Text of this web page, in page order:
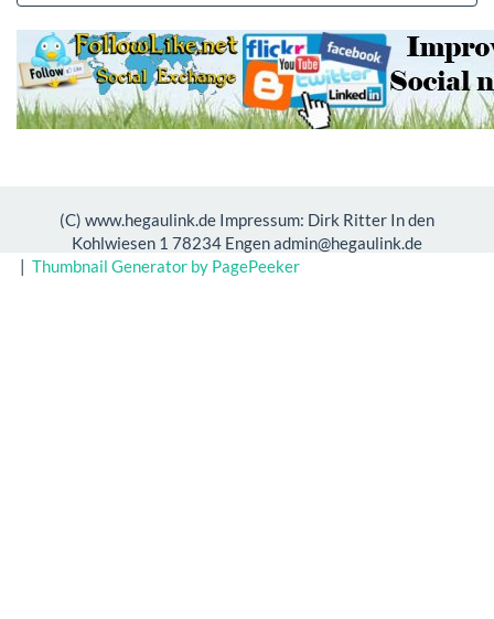
(C) www.hegaulink.de Impressum: Dirk Ritter In den
Kohlwiesen 1 78234 Engen admin@hegaulink.de
| Thumbnail Generator by PagePeeker